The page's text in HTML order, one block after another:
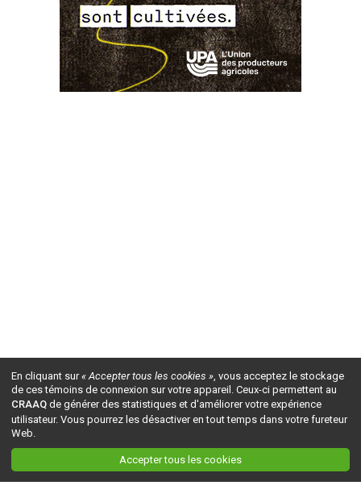
En cliquant sur« Accepter tous les cookies », vous acceptez le stockage
de ces témoins de connexion sur votre appareil. Ceux-ci permettent au
CRAAQ de générer des statistiques et d'améliorer votre expérience
utilisateur. Vous pourrez les désactiver en tout temps dans votre fureteur
Web.
Accepter tous les cookies